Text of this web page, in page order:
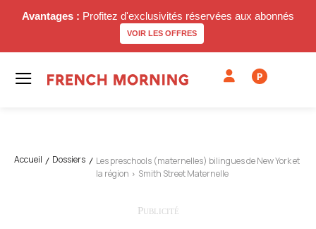
Avantages : Profitez d'exclusivités réservées aux abonnés
VOIR LES OFFRES
P
Accueil Dossiers
Les preschools (maternelles) bilingues de New York et
la région
Smith Street Maternelle